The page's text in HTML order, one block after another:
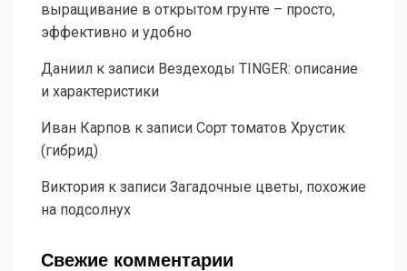
выращивание в открытом грунте – просто,
эффективно и удобно
Даниил к записи Вездеходы TINGER: описание
и характеристики
Иван Карпов к записи Сорт томатов Хрустик
(гибрид)
Виктория к записи Загадочные цветы, похожие
на подсолнух
Свежие комментарии